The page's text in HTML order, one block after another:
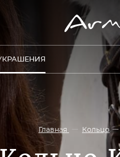
Главная Кольцо